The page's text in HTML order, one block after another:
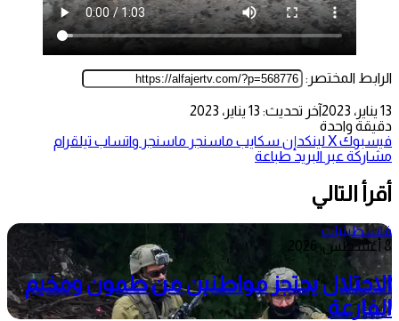
الرابط المختصر:
13 يناير، 2023
آخر تحديث: 13 يناير، 2023
دقيقة واحدة
فيسبوك‫Xلينكدإن سكايب ماسنجر ماسنجر واتساب تيلقرام
مشاركة عبر البريد طباعة
أقرأ التالي
فلسطينيات
8 أغسطس، 2026
الاحتلال يحتجز مواطنين من طمون ومخيم
الفارعة